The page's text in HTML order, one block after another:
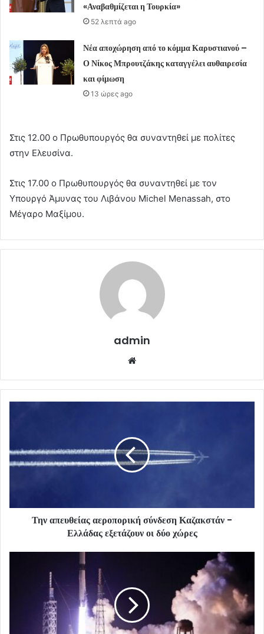
«Αναβαθμίζεται η Τουρκία»
52 λεπτά ago
Νέα αποχώρηση από το κόμμα Καρυστιανού –
Ο Νίκος Μπρουτζάκης καταγγέλει αυθαιρεσία
και φίμωση
13 ώρες ago
Στις 12.00 ο Πρωθυπουργός θα συναντηθεί με πολίτες
στην Ελευσίνα.
Στις 17.00 ο Πρωθυπουργός θα συναντηθεί με τον
Υπουργό Άμυνας του Λιβάνου Michel Menassah, στο
Μέγαρο Μαξίμου.
admin
Την απευθείας αεροπορική σύνδεση Καζακστάν -
Ελλάδας εξετάζουν οι δύο χώρες